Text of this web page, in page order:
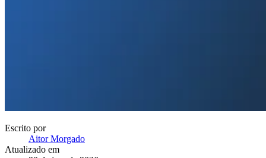
Escrito por
Aitor Morgado
Atualizado em